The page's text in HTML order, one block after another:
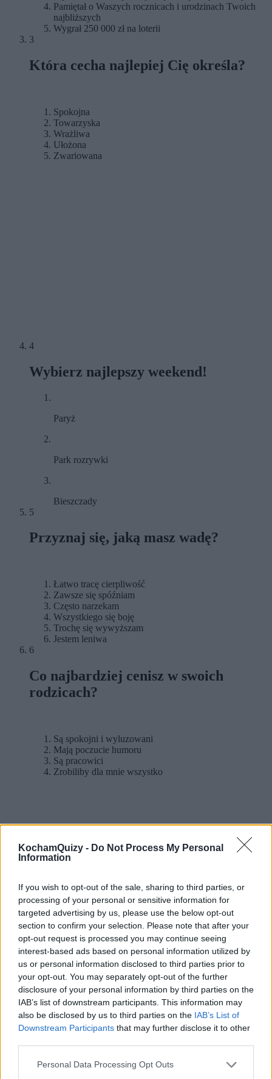
KochamQuizy - Do Not Process My Personal
Information
If you wish to opt-out of the sale, sharing to third parties, or
processing of your personal or sensitive information for
targeted advertising by us, please use the below opt-out
section to confirm your selection. Please note that after your
opt-out request is processed you may continue seeing
interest-based ads based on personal information utilized by
us or personal information disclosed to third parties prior to
your opt-out. You may separately opt-out of the further
disclosure of your personal information by third parties on the
IAB’s list of downstream participants. This information may
also be disclosed by us to third parties on the IAB’s List of
Downstream Participants that may further disclose it to other
Personal Data Processing Opt Outs
Pamiętał o Waszych rocznicach i urodzinach Twoich
najbliższych
Wygrał 250 000 zł na loterii
3
Która cecha najlepiej Cię określa?
Spokojna
Towarzyska
Wrażliwa
Ułożona
Zwariowana
4
Wybierz najlepszy weekend!
Paryż
Park rozrywki
Bieszczady
5
Przyznaj się, jaką masz wadę?
Łatwo tracę cierpliwość
Zawsze się spóźniam
Często narzekam
Wszystkiego się boję
Trochę się wywyższam
Jestem leniwa
6
Co najbardziej cenisz w swoich
rodzicach?
Są spokojni i wyluzowani
Mają poczucie humoru
Są pracowici
Zrobiliby dla mnie wszystko
7